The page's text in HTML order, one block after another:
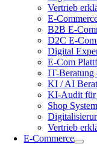
Vertrieb
E-
B2B E-
D2C E-
Digital
E-Com
IT-Beratung
KI / AI
KI-Audit für
Shop
Vertrieb
E-Commerce